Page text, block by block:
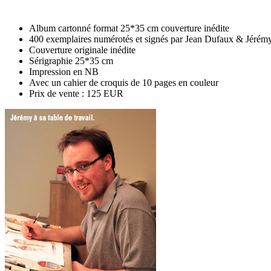
Album cartonné format 25*35 cm couverture inédite
400 exemplaires numérotés et signés par Jean Dufaux &
Couverture originale inédite
Sérigraphie 25*35 cm
Impression en NB
Avec un cahier de croquis de 10 pages en couleur
Prix de vente : 125 EUR